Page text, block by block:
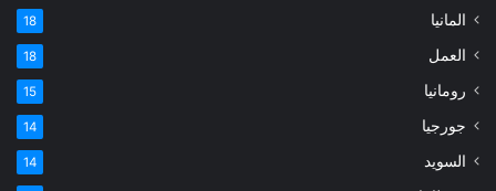
المانيا 18
العمل 18
رومانيا 15
جورجيا 14
السويد 14